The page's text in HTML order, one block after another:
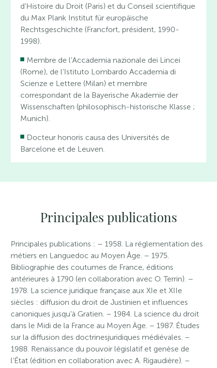
d’Histoire du Droit (Paris) et du Conseil scientifique
du Max Plank Institut für europäische
Rechtsgeschichte (Francfort, président, 1990-
1998).
Membre de l’Accademia nazionale dei Lincei
(Rome), de l’Istituto Lombardo Accademia di
Scienze e Lettere (Milan) et membre
correspondant de la Bayerische Akademie der
Wissenschaften (philosophisch-historische Klasse ;
Munich).
Docteur honoris causa des Universités de
Barcelone et de Leuven.
Principales publications
Principales publications : – 1958. La réglementation des
métiers en Languedoc au Moyen Âge. – 1975.
Bibliographie des coutumes de France, éditions
antérieures à 1790 (en collaboration avec O. Terrin). –
1978. La science juridique française aux XIe et XIIe
siècles : diffusion du droit de Justinien et influences
canoniques jusqu’à Gratien. – 1984. La science du droit
dans le Midi de la France au Moyen Äge. – 1987. Études
sur la diffusion des doctrinesjuridiques médiévales. –
1988. Renaissance du pouvoir législatif et genèse de
l’État (édition en collaboration avec A. Rigaudière). –